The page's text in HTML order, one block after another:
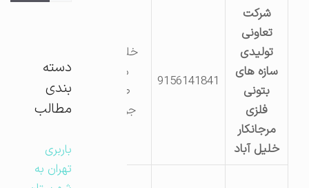
شرکت
تعاونی
تولیدی
سازه های
بتونی
فلزی
مرجانکار
خلیل آباد
9156141841
خلیل آباد-
منطقه
صنعتی
جوشکاران
دسته
بندی
مطالب
باربری
تهران به